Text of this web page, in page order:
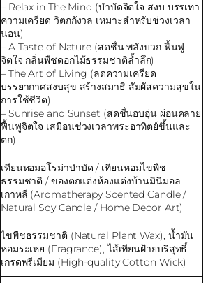
– Relax in The Mind (บำบัดจิตใจ สงบ บรรเทา
ความเครียด วิตกกังวล เหมาะสำหรับช่วงเวลา
นอน)
– A Taste of Nature (สดชื่น พลังบวก ฟื้นฟู
จิตใจ กลิ่นพืชดอกไม้ธรรมชาติล้ำลึก)
– The Art of Living (ลดความเครียด
บรรยากาศสงบสุข สร้างสมาธิ สัมผัสความสุขใน
การใช้ชีวิต)
– Sunrise and Sunset (สดชื่นอบอุ่น ผ่อนคลาย
ฟื้นฟูจิตใจ เสมือนช่วงเวลาพระอาทิตย์ขึ้นและ
ตก)
เทียนหอมอโรม่าบำบัด / เทียนหอมไขพืช
ธรรมชาติ / ของตกแต่งห้องแต่งบ้านมินิมอล
เกาหลี (Aromatherapy Scented Candle /
Natural Soy Candle / Home Decor Art)
ไขพืชธรรมชาติ (Natural Plant Wax), น้ำมัน
หอมระเหย (Fragrance), ไส้เทียนฝ้ายบริสุทธิ์
เกรดพรีเมียม (High-quality Cotton Wick)